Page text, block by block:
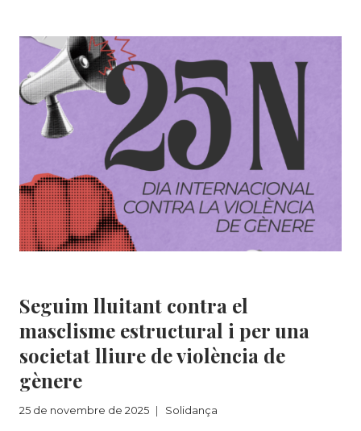
SOLIDARI
DE
JOGUINES
DE
SEGONA
MÀ
A
LA
NAU
DE
SOLIDANÇA!
Seguim lluitant contra el
masclisme estructural i per una
societat lliure de violència de
gènere
25 de novembre de 2025 Solidança